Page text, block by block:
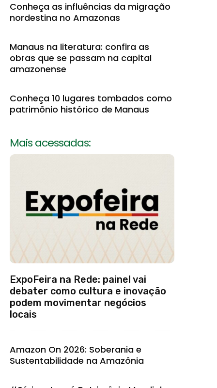
Conheça as influências da migração
nordestina no Amazonas
Manaus na literatura: confira as
obras que se passam na capital
amazonense
Conheça 10 lugares tombados como
patrimônio histórico de Manaus
Mais acessadas:
ExpoFeira na Rede: painel vai
debater como cultura e inovação
podem movimentar negócios
locais
Amazon On 2026: Soberania e
Sustentabilidade na Amazônia